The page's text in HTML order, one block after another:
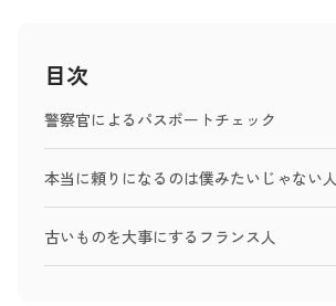
目次
警察官によるパスポートチェック
本当に頼りになるのは僕みたいじゃない人
古いものを大事にするフランス人